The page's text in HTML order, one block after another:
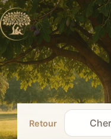
Aller
au
contenu
Retour
R